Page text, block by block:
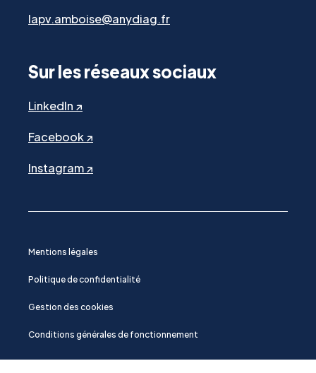
lapv.amboise@anydiag.fr
Sur les réseaux sociaux
LinkedIn ↗
Facebook ↗
Instagram ↗
Mentions légales
Politique de confidentialité
Gestion des cookies
Conditions générales de fonctionnement